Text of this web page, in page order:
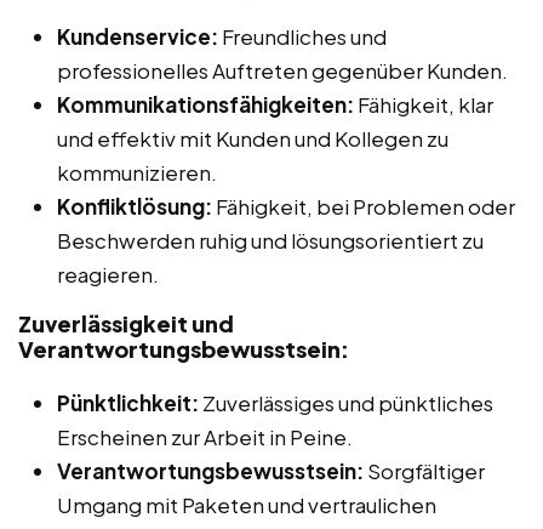
Kundenservice: Freundliches und
professionelles Auftreten gegenüber Kunden.
Kommunikationsfähigkeiten: Fähigkeit, klar
und effektiv mit Kunden und Kollegen zu
kommunizieren.
Konfliktlösung: Fähigkeit, bei Problemen oder
Beschwerden ruhig und lösungsorientiert zu
reagieren.
Zuverlässigkeit und
Verantwortungsbewusstsein:
Pünktlichkeit: Zuverlässiges und pünktliches
Erscheinen zur Arbeit in Peine.
Verantwortungsbewusstsein: Sorgfältiger
Umgang mit Paketen und vertraulichen